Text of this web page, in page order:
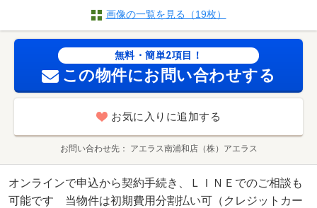
画像の一覧を見る（19枚）
無料・簡単2項目！
この物件にお問い合わせする
お気に入りに追加する
お問い合わせ先 アエラス南浦和店（株）アエラス
オンラインで申込から契約手続き、ＬＩＮＥでのご相談も
可能です 当物件は初期費用分割払い可（クレジットカー